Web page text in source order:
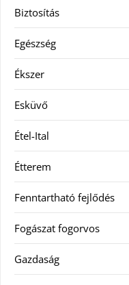
Biztosítás
Egészség
Ékszer
Esküvő
Étel-Ital
Étterem
Fenntartható fejlődés
Fogászat fogorvos
Gazdaság